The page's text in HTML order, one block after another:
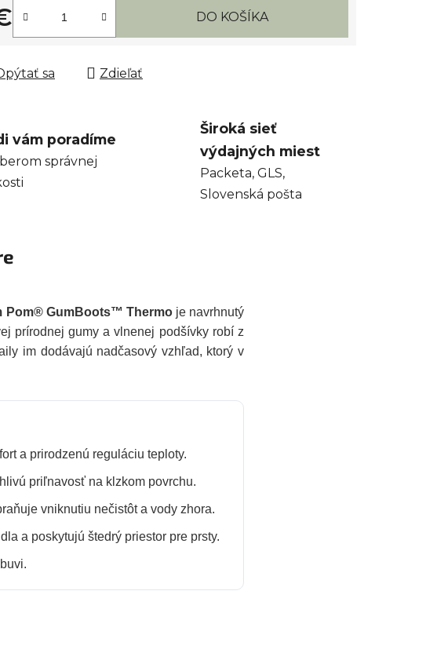
DO KOŠÍKA
sa Zdieľať
vám poradíme
správnej
Široká sieť
výdajných miest
Packeta, GLS,
Slovenská pošta
Pom® GumBoots™ Thermoje navrhnutý
prírodnej gumy a vlnenej podšívky robí z
im dodávajú nadčasový vzhľad, ktorý v
a prirodzenú reguláciu teploty.
priľnavosť na klzkom povrchu.
vniknutiu nečistôt a vody zhora.
a poskytujú štedrý priestor pre prsty.